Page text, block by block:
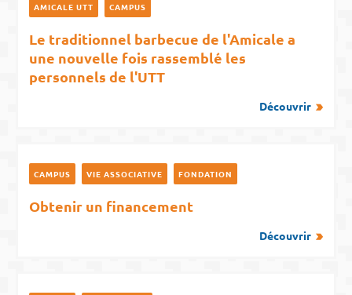
AMICALE UTT CAMPUS
Le traditionnel barbecue de l'Amicale a
une nouvelle fois rassemblé les
personnels de l'UTT
Découvrir
CAMPUS VIE ASSOCIATIVE FONDATION
Obtenir un financement
Découvrir